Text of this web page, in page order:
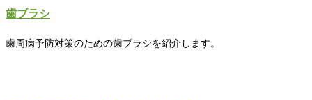
歯ブラシ
歯周病予防対策のための歯ブラシを紹介します。